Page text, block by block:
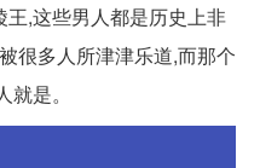
,这些男人都是历史上非
很多人所津津乐道,而那个
是。